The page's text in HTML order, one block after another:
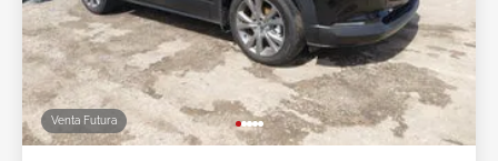
Venta Futura